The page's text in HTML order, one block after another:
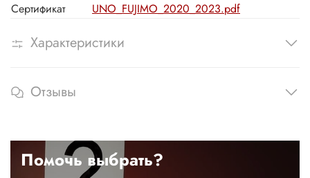
Сертификат UNO_FUJIMO_2020_2023.pdf
Характеристики
Отзывы
Помочь выбрать?